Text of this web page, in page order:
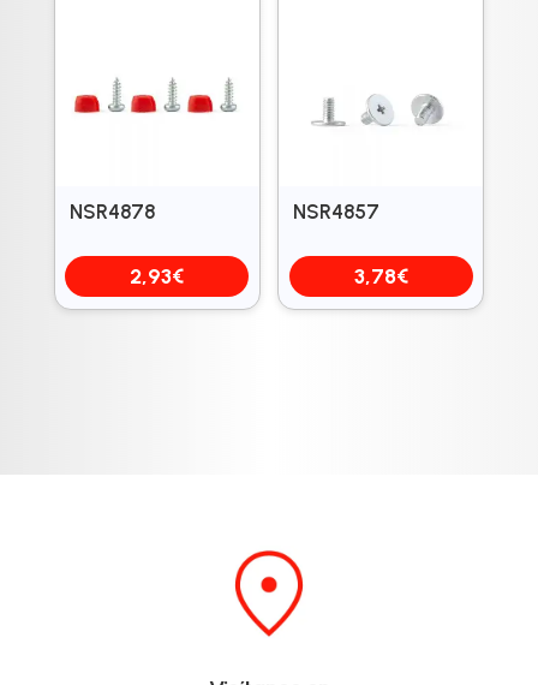
NSR4878
2,93€
NSR4857
3,78€